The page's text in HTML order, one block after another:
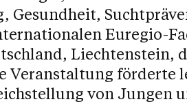
Gesundheit,
Euregio-
Liechtenstein,
Veranstaltung förderte
von Jungen